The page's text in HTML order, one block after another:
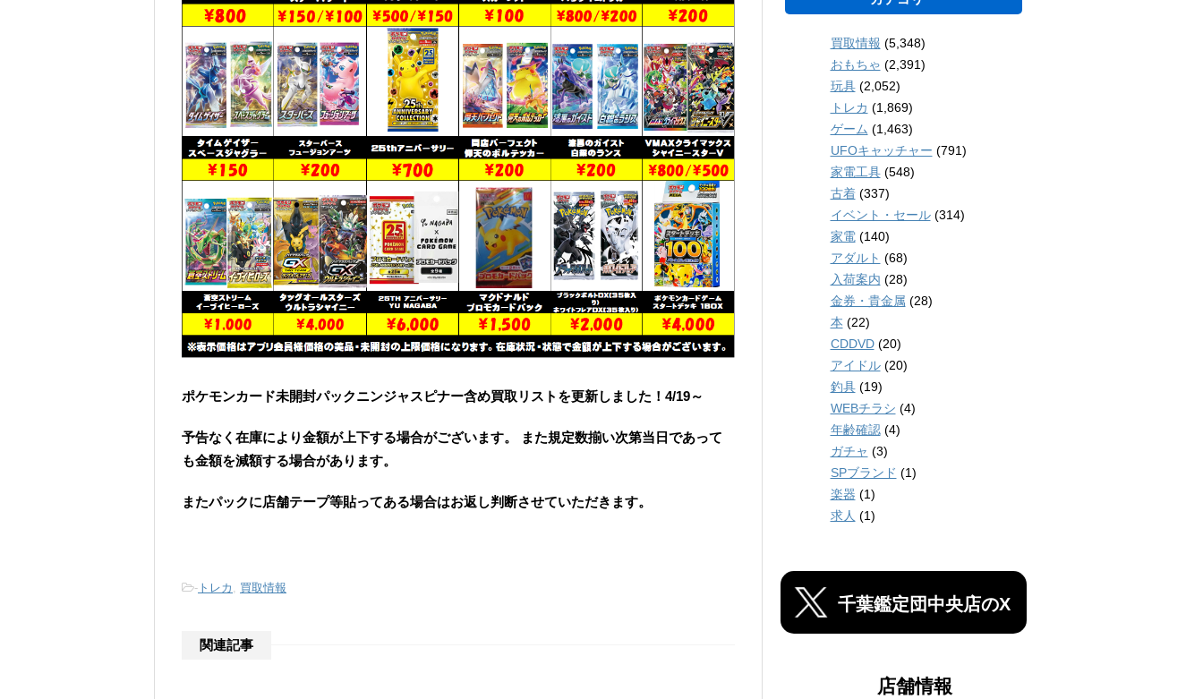
ポケモンカード未開封パックニンジャスピナー含め買取リストを更新しました！4/19～
予告なく在庫により金額が上下する場合がございます。 また規定数揃い次第当日であって
も金額を減額する場合があります。
またパックに店舗テープ等貼ってある場合はお返し判断させていただきます。
- トレカ , 買取情報
関連記事
買取情報 (5,348)
おもちゃ (2,391)
玩具(2,052)
トレカ (1,869)
ゲーム (1,463)
UFOキャッチャー (791)
家電工具(548)
古着(337)
イベント・セール(314)
家電(140)
アダルト (68)
入荷案内 (28)
金券・貴金属 (28)
本 (22)
CDDVD(20)
アイドル(20)
釣具(19)
WEBチラシ (4)
年齢確認(4)
ガチャ (3)
SPブランド (1)
楽器 (1)
求人 (1)
千葉鑑定団中央店のX
店舗情報